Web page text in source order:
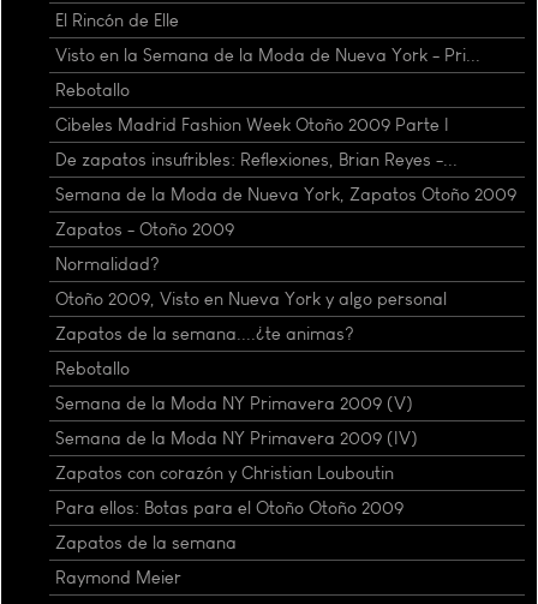
El Rincón de Elle
Visto en la Semana de la Moda de Nueva York - Pri...
Rebotallo
Cibeles Madrid Fashion Week Otoño 2009 Parte I
De zapatos insufribles: Reflexiones, Brian Reyes -...
Semana de la Moda de Nueva York, Zapatos Otoño 2009
Zapatos - Otoño 2009
Normalidad?
Otoño 2009, Visto en Nueva York y algo personal
Zapatos de la semana....¿te animas?
Rebotallo
Semana de la Moda NY Primavera 2009 (V)
Semana de la Moda NY Primavera 2009 (IV)
Zapatos con corazón y Christian Louboutin
Para ellos: Botas para el Otoño Otoño 2009
Zapatos de la semana
Raymond Meier